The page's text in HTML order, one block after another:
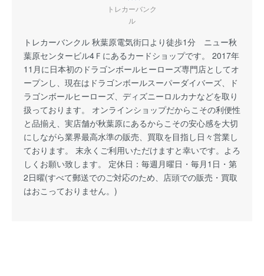
トレカーバンク
ル
トレカーバンクル 秋葉原電気街口より徒歩1分 ニュー秋
葉原センタービル4Ｆにあるカードショップです。 2017年
11月に日本初のドラゴンボールヒーローズ専門店としてオ
ープンし、現在はドラゴンボールスーパーダイバーズ、ド
ラゴンボールヒーローズ、ディズニーロルカナなどを取り
扱っております。 オンラインショップだからこその利便性
と品揃え、実店舗が秋葉原にあるからこその安心感を大切
にしながら業界最高水準の販売、買取を目指し日々営業し
ております。 末永くご利用いただけますと幸いです。よろ
しくお願い致します。 定休日：毎週月曜日・毎月1日・第
2日曜(すべて郵送でのご対応のため、店頭での販売・買取
はおこっておりません。)